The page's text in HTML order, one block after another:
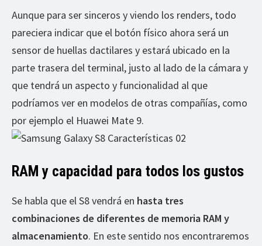
Aunque para ser sinceros y viendo los renders, todo
pareciera indicar que el botón físico ahora será un
sensor de huellas dactilares y estará ubicado en la
parte trasera del terminal, justo al lado de la cámara y
que tendrá un aspecto y funcionalidad al que
podríamos ver en modelos de otras compañías, como
por ejemplo el Huawei Mate 9.
RAM y capacidad para todos los gustos
Se habla que el S8 vendrá en hasta tres
combinaciones de diferentes de memoria RAM y
almacenamiento. En este sentido nos encontraremos